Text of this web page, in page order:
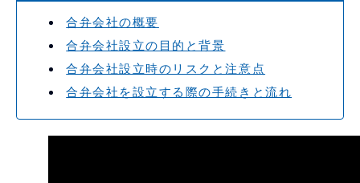
合弁会社の概要
合弁会社設立の目的と背景
合弁会社設立時のリスクと注意点
合弁会社を設立する際の手続きと流れ